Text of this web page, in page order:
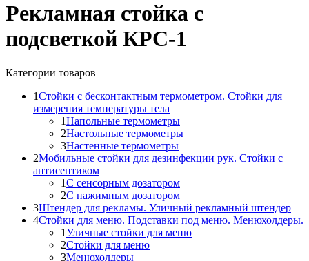
Рекламная стойка с
подсветкой КРС-1
Категории товаров
1Стойки с бесконтактным термометром. Стойки для
измерения температуры тела
1Напольные термометры
2Настольные термометры
3Настенные термометры
2Мобильные стойки для дезинфекции рук. Стойки с
антисептиком
1С сенсорным дозатором
2С нажимным дозатором
3Штендер для рекламы. Уличный рекламный штендер
4Стойки для меню. Подставки под меню. Менюхолдеры.
1Уличные стойки для меню
2Стойки для меню
3Менюхолдеры